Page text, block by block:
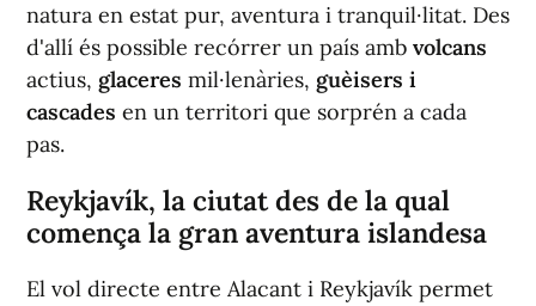
natura en estat pur, aventura i tranquil·litat. Des
d'allí és possible recórrer un país amb volcans
actius, glaceres mil·lenàries, guèisers i
cascades en un territori que sorprén a cada
pas.
Reykjavík, la ciutat des de la qual
comença la gran aventura islandesa
El vol directe entre Alacant i Reykjavík permet